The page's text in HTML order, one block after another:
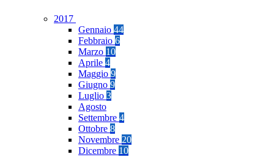
2017
Gennaio 44
Febbraio 6
Marzo 10
Aprile 4
Maggio 9
Giugno 9
Luglio 3
Agosto
Settembre 4
Ottobre 8
Novembre 20
Dicembre 10